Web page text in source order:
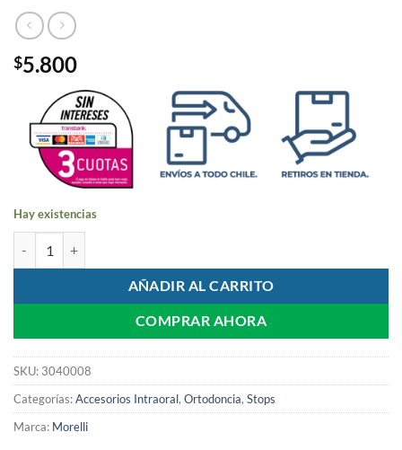
$5.800
Hay existencias
AÑADIR AL CARRITO
COMPRAR AHORA
SKU: 3040008
Categorías:Accesorios Intraoral, Ortodoncia, Stops
Marca: Morelli